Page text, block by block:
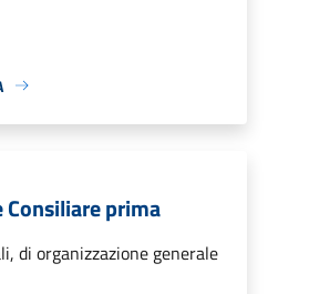
prima
di organizzazione generale